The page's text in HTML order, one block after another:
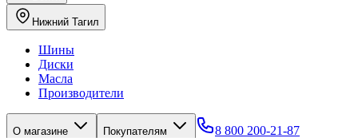
Нижний Тагил
Шины
Диски
Масла
Производители
О магазине Покупателям 8 800 200-21-87